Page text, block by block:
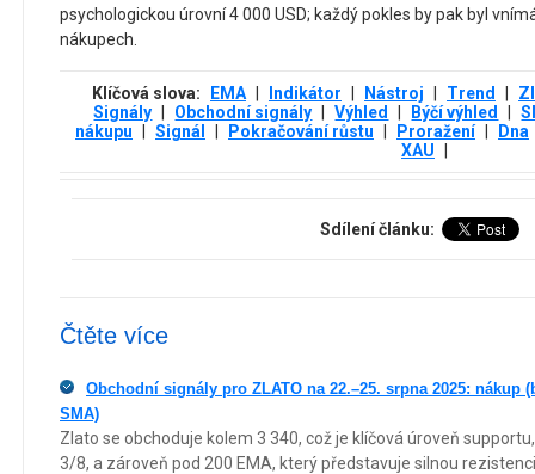
psychologickou úrovní 4 000 USD; každý pokles by pak byl
nákupech.
Klíčová slova: EMA | Indikátor | Nástroj | Trend |
Signály | Obchodní signály | Výhled | Býčí výhled |
nákupu | Signál | Pokračování růstu | Proražení |
Dna
XAU |
Sdílení článku:
Čtěte více
Obchodní signály pro ZLATO na 22.–25. srpna 2025: nákup
SMA)
Zlato se obchoduje kolem 3 340, což je klíčová úroveň
3/8, a zároveň pod 200 EMA, který představuje silnou